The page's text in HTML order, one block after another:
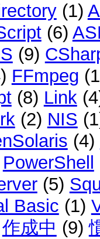
(1)
(6)
(9)
FFmpeg
(8) Link
(2) NIS
(4)
PowerShell
(5)
Basic (1)
作成中 (9)